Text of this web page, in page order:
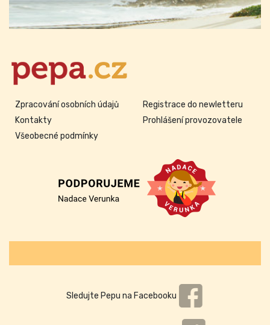
Zpracování osobních údajů
Kontakty
Všeobecné podmínky
Registrace do newletteru
Prohlášení provozovatele
Sledujte Pepu na Facebooku